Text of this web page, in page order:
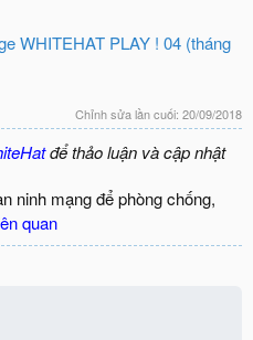
WHITEHAT PLAY ! 04 (tháng
Chỉnh sửa lần cuối: 20/09/2018
để thảo luận và cập nhật
ninh mạng để phòng chống,
quan